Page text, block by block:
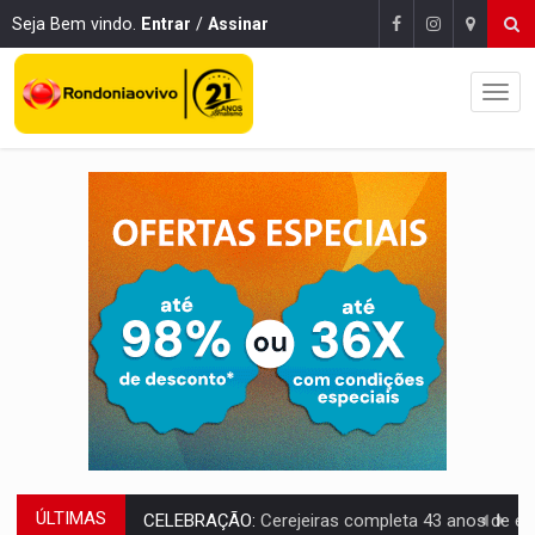
Seja Bem vindo. Entrar / Assinar
ÚLTIMAS CELEBRAÇÃO: Cerejeiras completa 43 anos de emancipação com